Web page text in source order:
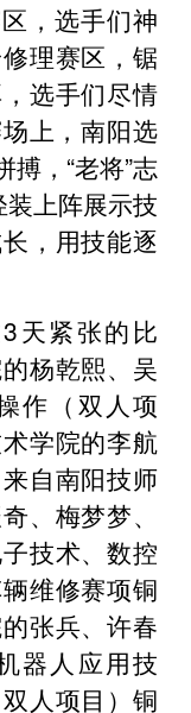
，选手们神
理赛区，锯
选手们尽情
上，南阳选
，“老将”志
装上阵展示技
，用技能逐
天紧张的比
杨乾熙、吴
作（双人项
学院的李航
自南阳技师
、梅梦梦、
技术、数控
维修赛项铜
张兵、许春
器人应用技
人项目）铜